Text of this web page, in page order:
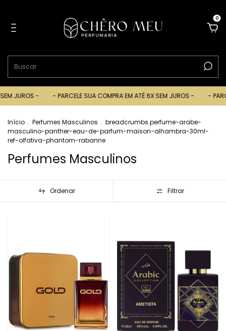
0
JUROS - - PARCELE SUA COMPRA EM ATÉ 6X SEM JUROS - -
Início . Perfumes Masculinos . breadcrumbs.perfume-arabe-
masculino-panther-eau-de-parfum-maison-alhambra-30ml-
ref-olfativa-phantom-rabanne
Perfumes Masculinos
Ordenar Filtrar